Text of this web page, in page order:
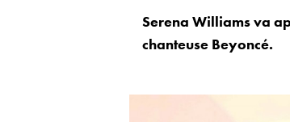
Serena Williams va
chanteuse Beyoncé.